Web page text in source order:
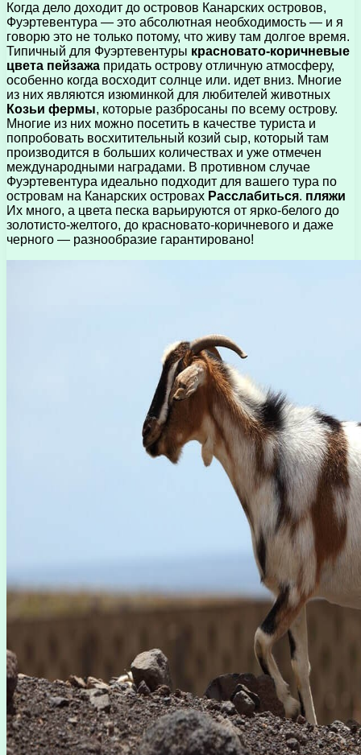
Когда дело доходит до островов Канарских островов,
Фуэртевентура — это абсолютная необходимость — и я
говорю это не только потому, что живу там долгое время.
Типичный для Фуэртевентуры красновато-коричневые
цвета пейзажа придать острову отличную атмосферу,
особенно когда восходит солнце или. идет вниз. Многие
из них являются изюминкой для любителей животных
Козьи фермы, которые разбросаны по всему острову.
Многие из них можно посетить в качестве туриста и
попробовать восхитительный козий сыр, который там
производится в больших количествах и уже отмечен
международными наградами. В противном случае
Фуэртевентура идеально подходит для вашего тура по
островам на Канарских островах Расслабиться. пляжи
Их много, а цвета песка варьируются от ярко-белого до
золотисто-желтого, до красновато-коричневого и даже
черного — разнообразие гарантировано!